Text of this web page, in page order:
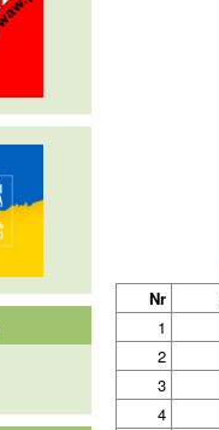
Nr
1
2
3
4